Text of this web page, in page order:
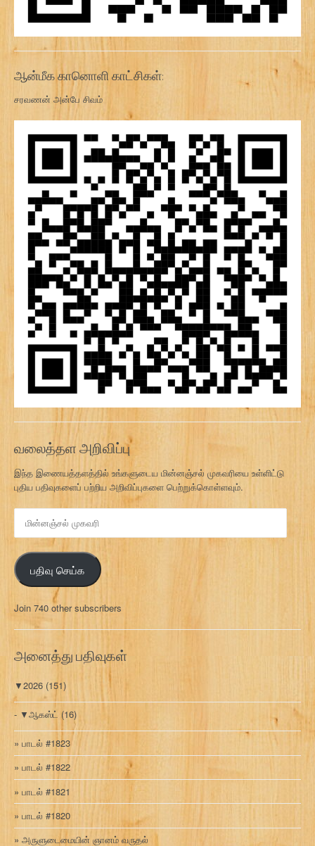
ஆன்மீக கானொளி காட்சிகள்:
சரவணன் அன்பே சிவம்
வலைத்தள அறிவிப்பு
இந்த இணையத்தளத்தில் உங்களுடைய மின்னஞ்சல் முகவரியை உள்ளிட்டு
புதிய பதிவுகளைப் பற்றிய அறிவிப்புகளை பெற்றுக்கொள்ளவும்.
ன
ஞ்
ச
ல்
க
வ
பதிவு செய்க
Join 740 other subscribers
அனைத்து பதிவுகள்
▼2026 (151)
▼ஆகஸ்ட் (16)
பாடல் #1823
பாடல் #1822
பாடல் #1821
பாடல் #1820
அருளுடைமையின் ஞானம் வருதல்